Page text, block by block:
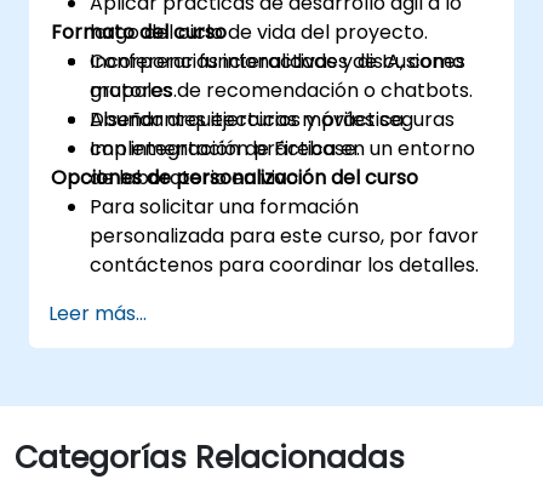
largo del ciclo de vida del proyecto.
Incorporar funcionalidades de IA, como
motores de recomendación o chatbots.
Diseñar arquitecturas móviles seguras
con integración de Firebase.
Formato del curso
Conferencias interactivas y discusiones
grupales.
Abundantes ejercicios y práctica.
Implementación práctica en un entorno
de laboratorio en vivo.
Opciones de personalización del curso
Para solicitar una formación
personalizada para este curso, por favor
contáctenos para coordinar los detalles.
Leer más...
Categorías Relacionadas